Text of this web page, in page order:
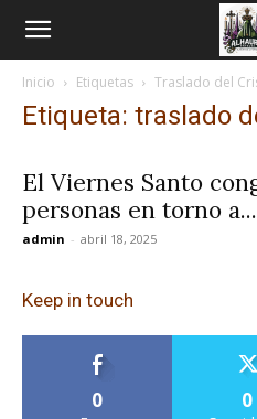
Inicio Etiquetas Traslado del
Etiqueta: traslado
El Viernes Santo
personas en torno a...
admin - abril 18, 2025
Keep in touch
0 0